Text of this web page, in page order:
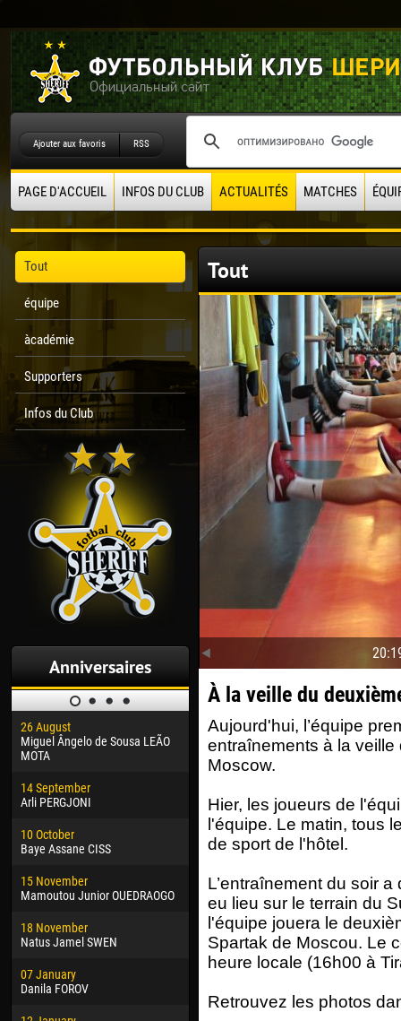
Ajouter aux favoris RSS
PAGE D'ACCUEIL INFOS DU CLUB ACTUALITÉS MATCHES
Tout
équipe
àcadémie
Supporters
Infos du Club
Anniversaires
26 August
Miguel Ângelo de Sousa LEÃO
MOTA
14 September
Arli PERGJONI
10 October
Baye Assane CISS
15 November
Mamoutou Junior OUEDRAOGO
18 November
Natus Jamel SWEN
07 January
Danila FOROV
30 January
Dhoraso Moreo KLAS
24 February
02 March
Veaceslav COZMA
Emmanuel AFETSE
20 March
Jayder Moreno ASPRILLA
22 March
26 March
04
15
28
10
15
Tout
À la veille du
Aujourd'hui, l’équipe
entraînements à la
Moscow.
Hier, les joueurs de
l'équipe. Le matin, tous
de sport de l'hôtel.
L’entraînement du soir
eu lieu sur le terrain du
l'équipe jouera le
Spartak de Moscou. Le
heure locale (16h00 à
Retrouvez les photos